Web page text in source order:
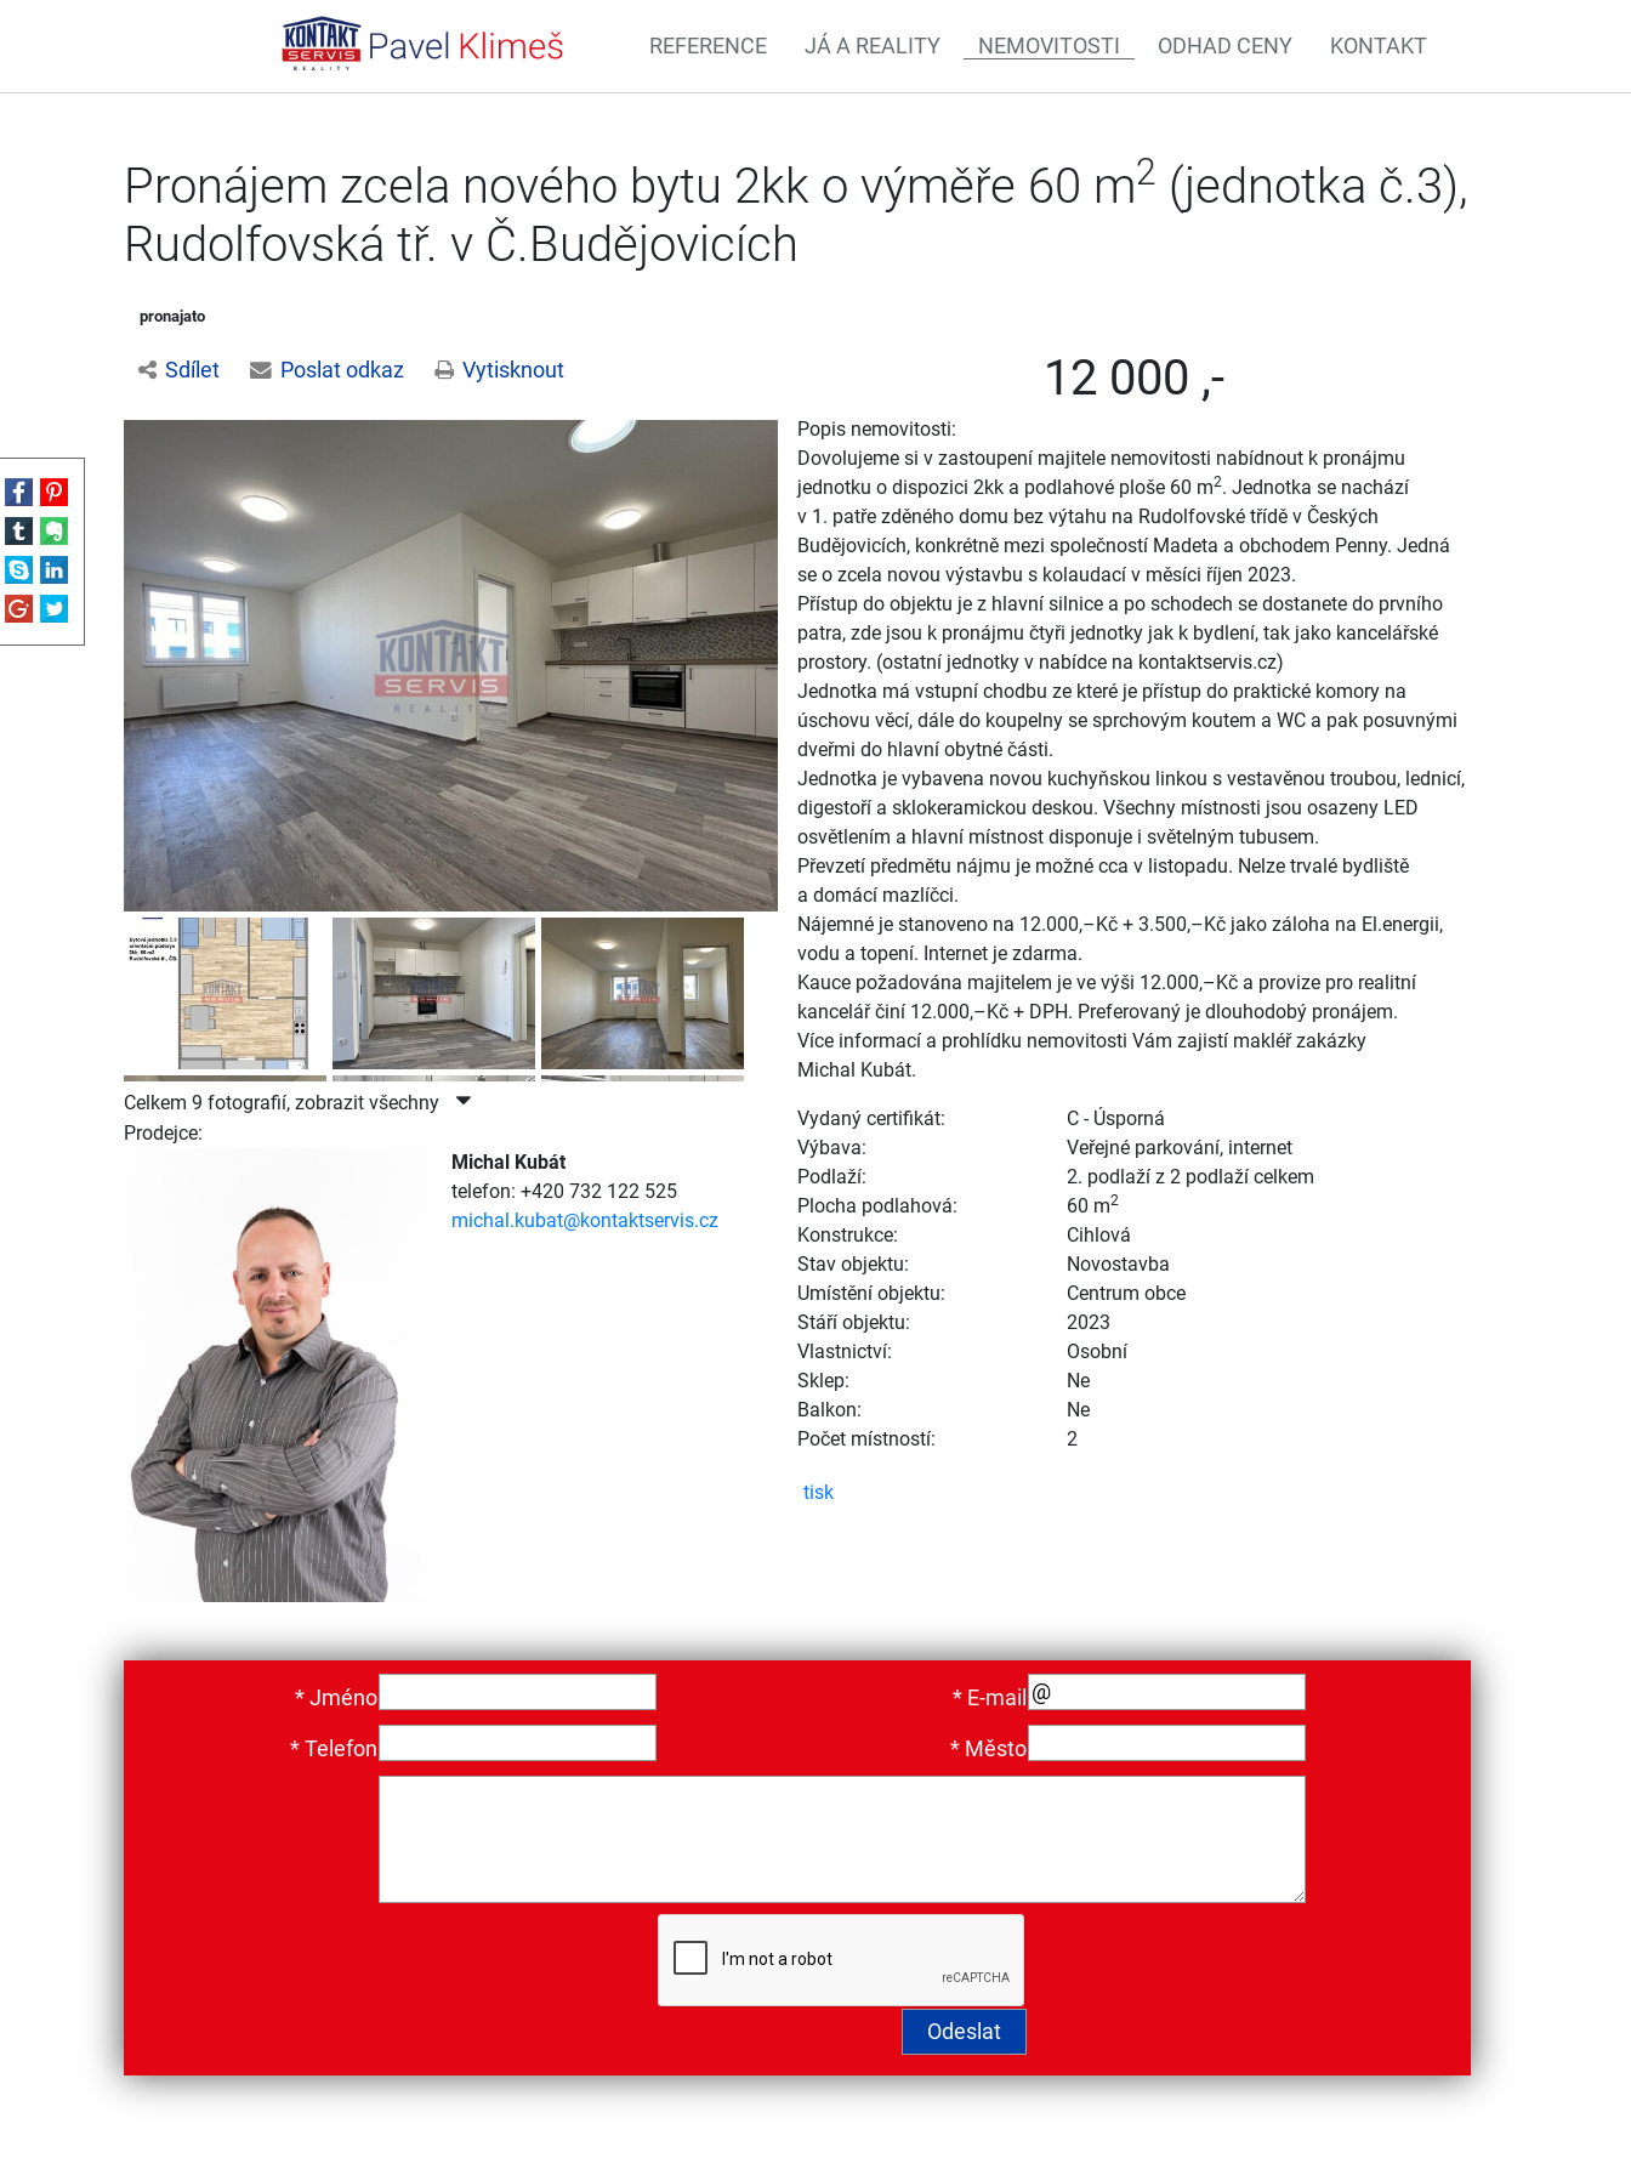
REFERENCE JÁ A REALITY NEMOVITOSTI ODHAD CENY KONTAKT
Pronájem zcela nového bytu 2kk o výměře 60 m2 (jednotka č.3),
Rudolfovská tř. v Č.Budějovicích
pronajato
Sdílet Poslat odkaz Vytisknout
Celkem 9 fotografií, zobrazit všechny
Prodejce:
Michal Kubát
telefon: +420 732 122 525
michal.kubat@kontaktservis.cz
12 000 ,-
Popis nemovitosti:
Dovolujeme si v zastoupení majitele nemovitosti nabídnout k pronájmu
jednotku o dispozici 2kk a podlahové ploše 60 m2. Jednotka se nachází
v 1. patře zděného domu bez výtahu na Rudolfovské třídě v Českých
Budějovicích, konkrétně mezi společností Madeta a obchodem Penny. Jedná
se o zcela novou výstavbu s kolaudací v měsíci říjen 2023.
Přístup do objektu je z hlavní silnice a po schodech se dostanete do prvního
patra, zde jsou k pronájmu čtyři jednotky jak k bydlení, tak jako kancelářské
prostory. (ostatní jednotky v nabídce na kontaktservis.cz)
Jednotka má vstupní chodbu ze které je přístup do praktické komory na
úschovu věcí, dále do koupelny se sprchovým koutem a WC a pak posuvnými
dveřmi do hlavní obytné části.
Jednotka je vybavena novou kuchyňskou linkou s vestavěnou troubou, lednicí,
digestoří a sklokeramickou deskou. Všechny místnosti jsou osazeny LED
osvětlením a hlavní místnost disponuje i světelným tubusem.
Převzetí předmětu nájmu je možné cca v listopadu. Nelze trvalé bydliště
a domácí mazlíčci.
Nájemné je stanoveno na 12.000,–Kč + 3.500,–Kč jako záloha na El.energii,
vodu a topení. Internet je zdarma.
Kauce požadována majitelem je ve výši 12.000,–Kč a provize pro realitní
kancelář činí 12.000,–Kč + DPH. Preferovaný je dlouhodobý pronájem.
Více informací a prohlídku nemovitosti Vám zajistí makléř zakázky
Michal Kubát.
Vydaný certifikát:
C - Úsporná
Výbava:
Veřejné parkování, internet
Podlaží:
2. podlaží z 2 podlaží celkem
Plocha podlahová:
60 m2
Konstrukce:
Cihlová
Stav objektu:
Novostavba
Umístění objektu:
Centrum obce
Stáří objektu:
2023
Vlastnictví:
Osobní
Sklep:
Ne
Balkon:
Ne
Počet místností:
2
tisk
* Jméno * E-mail
* Telefon * Město